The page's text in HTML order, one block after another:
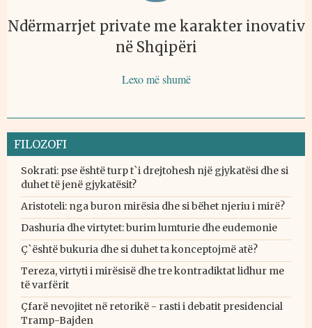
Ndërmarrjet private me karakter inovativ
në Shqipëri
Lexo më shumë
FILOZOFI
Sokrati: pse është turp t`i drejtohesh një gjykatësi dhe si
duhet të jenë gjykatësit?
Aristoteli: nga buron mirësia dhe si bëhet njeriu i mirë?
Dashuria dhe virtytet: burim lumturie dhe eudemonie
Ç`është bukuria dhe si duhet ta konceptojmë atë?
Tereza, virtyti i mirësisë dhe tre kontradiktat lidhur me
të varfërit
Çfarë nevojitet në retorikë - rasti i debatit presidencial
Tramp-Bajden